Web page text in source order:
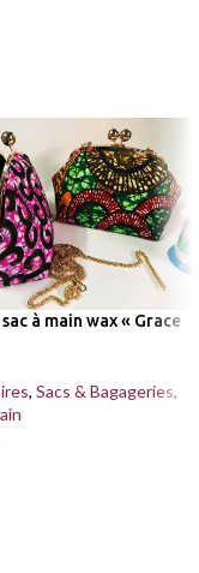
à main wax « Grace
, Sacs & Bagageries,